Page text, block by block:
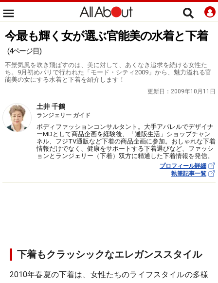
今最も輝く女が選ぶ官能美の水着と下着
(4ページ目)
不景気風を吹き飛ばすのは、美に対して、あくなき追求を続ける女性た
ち。9月初めパリで行われた「モード・シティ2009」から、魅力溢れる官
能美の女にする水着と下着を紹介します！
更新日： 2009年10月11日
土井 千鶴
ランジェリー ガイド
ボディファッションコンサルタント。大手アパレルでデザイナ
ーMDとして商品企画を経験後、「通販生活」ショップチャン
ネル、フジTV通販など下着の商品企画に参加。おしゃれな下着
情報だけでなく、健康をサポートする下着選びなど、ファッシ
ョンとランジェリー（下着）双方に精通した下着情報を発信。
プロフィール詳細
執筆記事一覧
下着もクラッシックなエレガンススタイル
2010年春夏の下着は、女性たちのライフスタイルの多様